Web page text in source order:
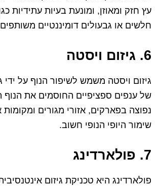
עץ חזק ומאוזן, ומונעת בעיות עתידיות
חלשים או גבעולים דומיננטיים משותפים.
6. גיזום ויסטה
גיזום ויסטה משמש לשיפור הנוף על ידי
של ענפים ספציפיים החוסמים את הנוף
נפוצה בפארקים, אזורי מגורים
שימור היופי הנופי חשוב.
7. פולארדינג
פולארדינג היא טכניקת גיזום